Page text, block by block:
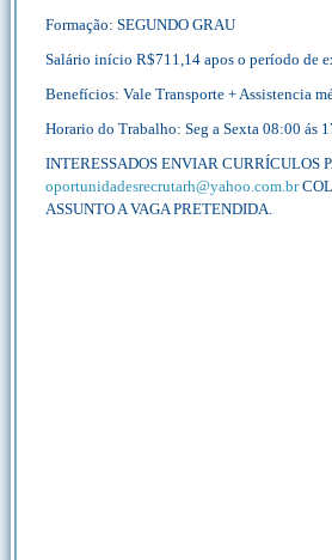
Formação: SEGUNDO GRAU
Salário início R$711,14 apos o período de
Benefícios: Vale Transporte + Assistencia
Horario do Trabalho: Seg a Sexta 08:00 ás
INTERESSADOS ENVIAR CURRÍCULOS
oportunidadesrecrutarh@yahoo.com.br
ASSUNTO A VAGA PRETENDIDA.